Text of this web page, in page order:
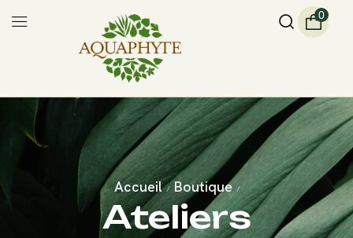
0
Accueil / Boutique /
Ateliers